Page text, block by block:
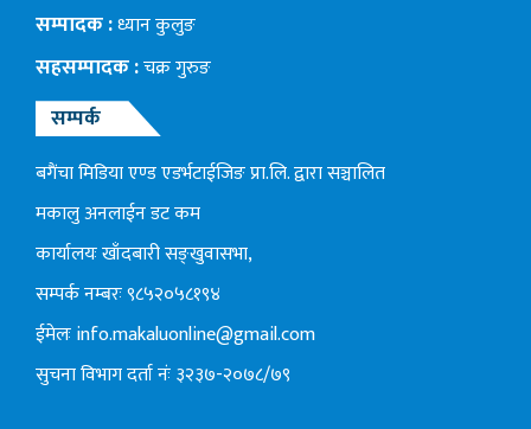
सम्पादक :ध्यान कुलुङ
सहसम्पादक :चक्र गुरुङ
सम्पर्क
बगैंचा मिडिया एण्ड एडर्भटाईजिङ प्रा.लि. द्वारा सञ्चालित
मकालु अनलाईन डट कम
कार्यालयः खाँदबारी सङ्खुवासभा,
सम्पर्क नम्बरः ९८५२०५८१९४
ईमेलःinfo.makaluonline@gmail.com
सुचना विभाग दर्ता नंः ३२३७-२०७८/७९